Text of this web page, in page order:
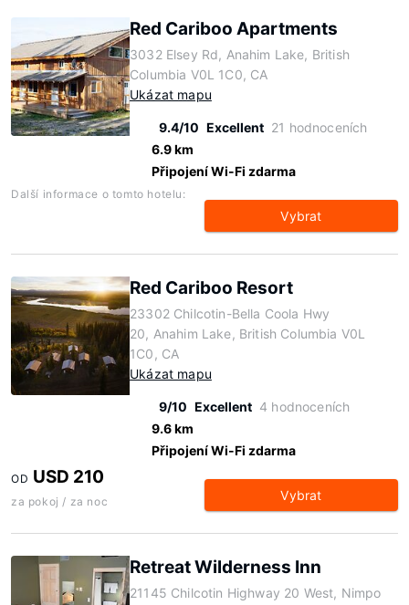
Red Cariboo Apartments
3032 Elsey Rd, Anahim Lake, British
Columbia V0L 1C0, CA
Ukázat mapu
9.4/10 Excellent 21 hodnoceních
6.9 km
Připojení Wi-Fi zdarma
Další informace o tomto hotelu:
Vybrat
Red Cariboo Resort
23302 Chilcotin-Bella Coola Hwy
20, Anahim Lake, British Columbia V0L
1C0, CA
Ukázat mapu
9/10 Excellent 4 hodnoceních
9.6 km
Připojení Wi-Fi zdarma
OD USD 210
za pokoj / za noc Vybrat
Retreat Wilderness Inn
21145 Chilcotin Highway 20 West, Nimpo